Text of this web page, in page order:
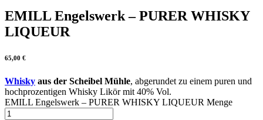
EMILL Engelswerk – PURER WHISKY
LIQUEUR
65,00 €
Whisky aus der Scheibel Mühle, abgerundet zu einem puren und
hochprozentigen Whisky Likör mit 40% Vol.
EMILL Engelswerk – PURER WHISKY LIQUEUR Menge